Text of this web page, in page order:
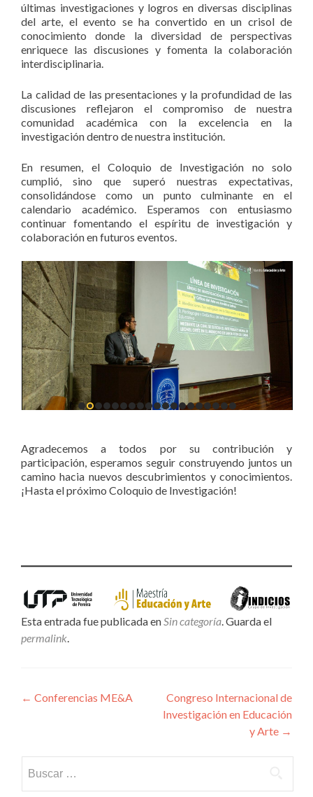
últimas investigaciones y logros en diversas disciplinas
del arte, el evento se ha convertido en un crisol de
conocimiento donde la diversidad de perspectivas
enriquece las discusiones y fomenta la colaboración
interdisciplinaria.
La calidad de las presentaciones y la profundidad de las
discusiones reflejaron el compromiso de nuestra
comunidad académica con la excelencia en la
investigación dentro de nuestra institución.
En resumen, el Coloquio de Investigación no solo
cumplió, sino que superó nuestras expectativas,
consolidándose como un punto culminante en el
calendario académico. Esperamos con entusiasmo
continuar fomentando el espíritu de investigación y
colaboración en futuros eventos.
Agradecemos a todos por su contribución y
participación, esperamos seguir construyendo juntos un
camino hacia nuevos descubrimientos y conocimientos.
¡Hasta el próximo Coloquio de Investigación!
Esta entrada fue publicada enSin categoría. Guarda el
permalink.
Navegación
entradas
← Conferencias ME&A
Congreso Internacional de
Investigación en Educación
y Arte →